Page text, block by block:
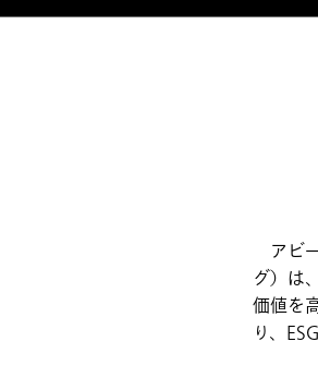
アビ
グ）は
価値を
り、